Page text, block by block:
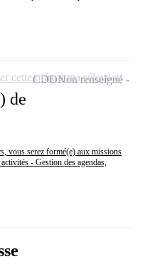
de
vous serez formé(e) aux missions
- Gestion des agendas,
CDDNon renseigné
cette offre à ma sélection